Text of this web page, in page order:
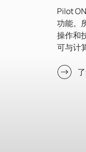
Pilot
功能。
操作和
可与计